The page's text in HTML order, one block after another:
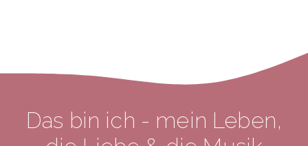
Das bin ich - mein Leben,